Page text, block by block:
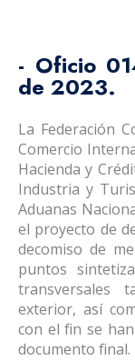
- Oficio
de 2023.
La Federación
Comercio
Hacienda y
Industria y
Aduanas
el proyecto de
decomiso de
puntos
transversales
exterior, así
con el fin se
documento final.